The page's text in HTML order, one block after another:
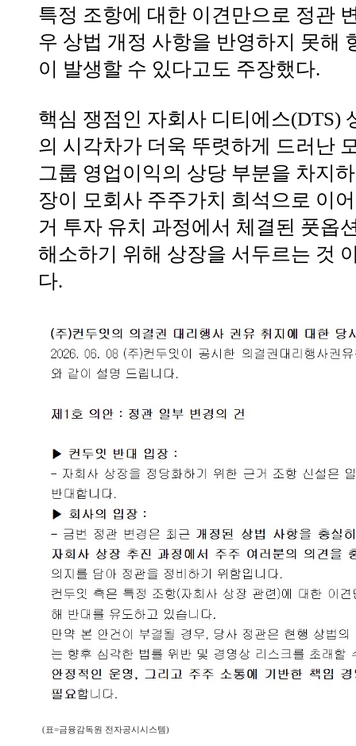
특정 조항에 대한 이견만으로 정관
우 상법 개정 사항을 반영하지 못해
이 발생할 수 있다고도 주장했다.
핵심 쟁점인 자회사 디티에스(DTS)
의 시각차가 더욱 뚜렷하게 드러난
그룹 영업이익의 상당 부분을 차지
장이 모회사 주주가치 희석으로 이
거 투자 유치 과정에서 체결된 풋옵
해소하기 위해 상장을 서두르는 것
다.
(표=금융감독원 전자공시시스템)